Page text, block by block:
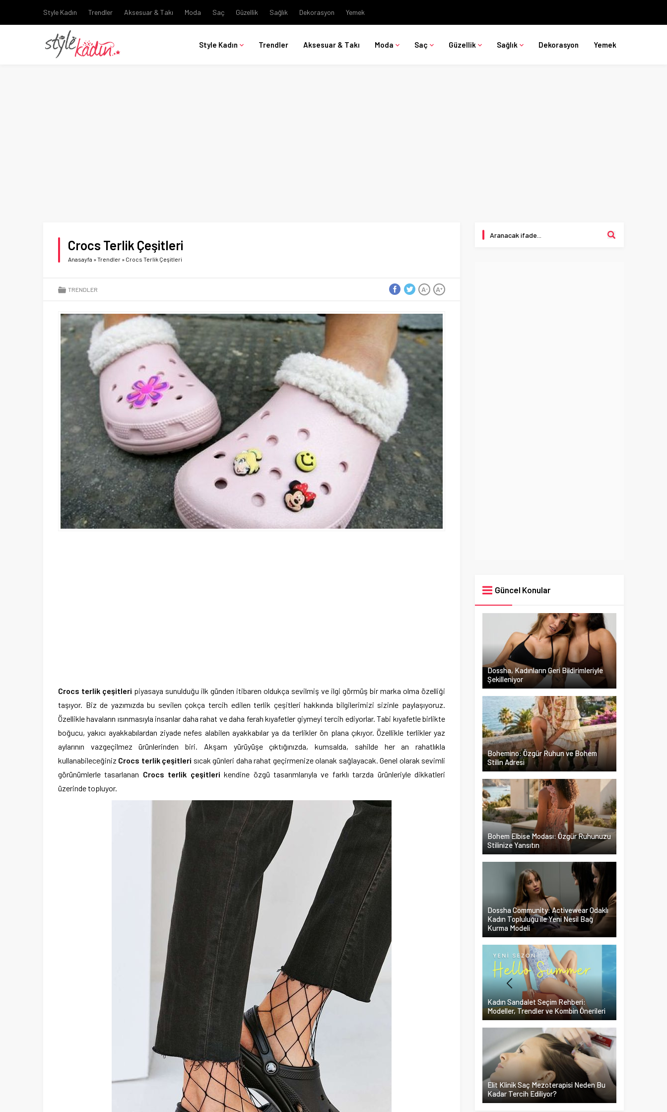
Style Kadın Trendler Aksesuar & Takı Moda Saç Güzellik Sağlık Dekorasyon Yemek
Style Kadın Trendler Aksesuar & Takı Moda Saç Güzellik Sağlık Dekorasyon Yemek
Crocs Terlik Çeşitleri
Anasayfa »Trendler » Crocs Terlik Çeşitleri
TRENDLER A+
A-
Crocs terlik çeşitleri piyasaya sunulduğu ilk günden itibaren oldukça sevilmiş ve ilgi görmüş bir marka olma özelliği
taşıyor. Biz de yazımızda bu sevilen çokça tercih edilen terlik çeşitleri hakkında bilgilerimizi sizinle paylaşıyoruz.
Özellikle havaların ısınmasıyla insanlar daha rahat ve daha ferah kıyafetler giymeyi tercih ediyorlar. Tabi kıyafetle birlikte
boğucu, yakıcı ayakkabılardan ziyade nefes alabilen ayakkabılar ya da terlikler ön plana çıkıyor. Özellikle terlikler yaz
aylarının vazgeçilmez ürünlerinden biri. Akşam yürüyüşe çıktığınızda, kumsalda, sahilde her an rahatlıkla
kullanabileceğiniz Crocs terlik çeşitleri sıcak günleri daha rahat geçirmenize olanak sağlayacak. Genel olarak sevimli
görünümlerle tasarlanan Crocs terlik çeşitleri kendine özgü tasarımlarıyla ve farklı tarzda ürünleriyle dikkatleri
üzerinde topluyor.
Güncel Konular
Dossha, Kadınların Geri Bildirimleriyle
Şekilleniyor
Bohemino: Özgür Ruhun ve Bohem
Stilin Adresi
Bohem Elbise Modası: Özgür Ruhunuzu
Stilinize Yansıtın
Dossha Community: Activewear Odaklı
Kadın Topluluğu ile Yeni Nesil Bağ
Kurma Modeli
Kadın Sandalet Seçim Rehberi:
Modeller, Trendler ve Kombin Önerileri
Elit Klinik Saç Mezoterapisi Neden Bu
Kadar Tercih Ediliyor?